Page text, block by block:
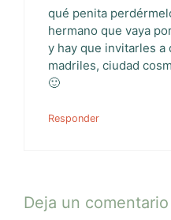
qué penita
hermano que vaya
y hay que invitarles a
madriles, ciudad
🙂
Responder
Deja un comentario